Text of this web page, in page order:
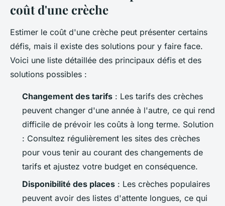
coût d'une crèche
Estimer le coût d'une crèche peut présenter certains
défis, mais il existe des solutions pour y faire face.
Voici une liste détaillée des principaux défis et des
solutions possibles :
Changement des tarifs : Les tarifs des crèches
peuvent changer d'une année à l'autre, ce qui rend
difficile de prévoir les coûts à long terme. Solution
: Consultez régulièrement les sites des crèches
pour vous tenir au courant des changements de
tarifs et ajustez votre budget en conséquence.
Disponibilité des places : Les crèches populaires
peuvent avoir des listes d'attente longues, ce qui